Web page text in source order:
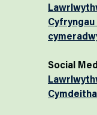
Social